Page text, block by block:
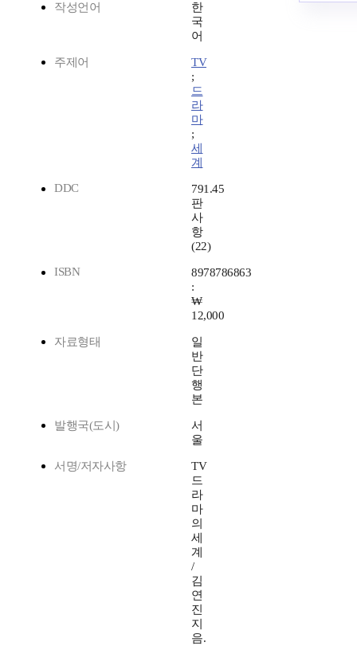
작성언어
한
국
어
주제어
TV
;
드
라
마
;
세
계
DDC
791.45
판
사
항
(22)
ISBN
8978786863
:
₩
12,000
자료형태
일
반
단
행
본
발행국(도시)
서
울
서명/저자사항
TV
드
라
마
의
세
계
/
김
연
진
지
음.